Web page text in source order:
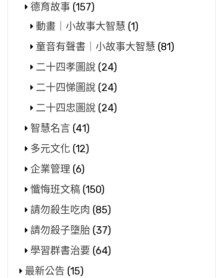
德育故事 (157)
動畫｜小故事大智慧 (1)
童音有聲書｜小故事大智慧 (81)
二十四孝圖說 (24)
二十四悌圖說 (24)
二十四忠圖說 (24)
智慧名言 (41)
多元文化 (12)
企業管理 (6)
懺悔班文稿 (150)
請勿殺生吃肉 (85)
請勿殺子墮胎 (37)
學習群書治要 (64)
最新公告 (15)